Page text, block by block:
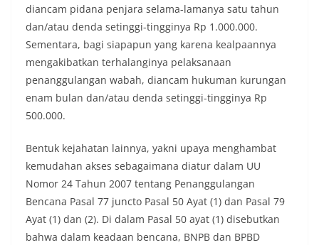
diancam pidana penjara selama-lamanya satu tahun
dan/atau denda setinggi-tingginya Rp 1.000.000.
Sementara, bagi siapapun yang karena kealpaannya
mengakibatkan terhalanginya pelaksanaan
penanggulangan wabah, diancam hukuman kurungan
enam bulan dan/atau denda setinggi-tingginya Rp
500.000.
Bentuk kejahatan lainnya, yakni upaya menghambat
kemudahan akses sebagaimana diatur dalam UU
Nomor 24 Tahun 2007 tentang Penanggulangan
Bencana Pasal 77 juncto Pasal 50 Ayat (1) dan Pasal 79
Ayat (1) dan (2). Di dalam Pasal 50 ayat (1) disebutkan
bahwa dalam keadaan bencana, BNPB dan BPBD